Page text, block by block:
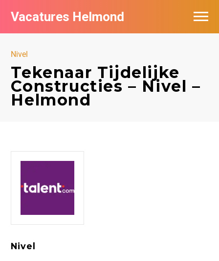
Vacatures Helmond
Nivel
Tekenaar Tijdelijke
Constructies – Nivel –
Helmond
Nivel
Vacatures bij bedrijven in Helmond